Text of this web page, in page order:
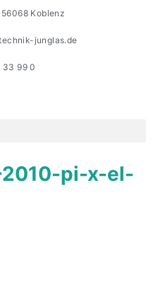
Koblenz
junglas.de
33 99 0
pi-x-el-